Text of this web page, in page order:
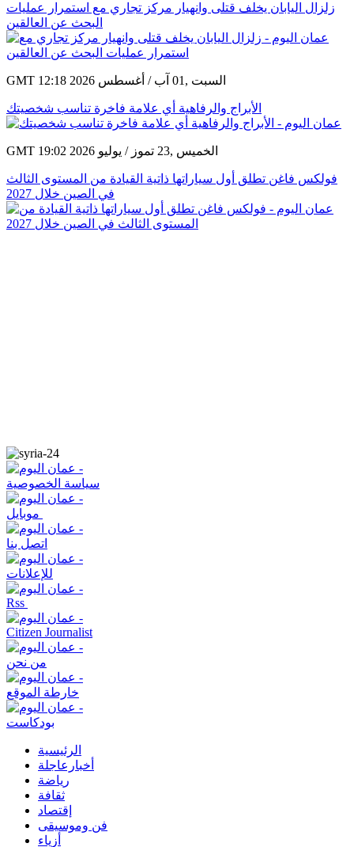
زلزال اليابان يخلف قتلى وانهيار مركز تجاري مع استمرار عمليات
البحث عن العالقين
GMT 12:18 2026 السبت ,01 آب / أغسطس
الأبراج والرفاهية أي علامة فاخرة تناسب شخصيتك
GMT 19:02 2026 الخميس ,23 تموز / يوليو
فولكس فاغن تطلق أول سياراتها ذاتية القيادة من المستوى الثالث
في الصين خلال 2027
سياسة الخصوصية
اتصل بنا
للإعلانات
Rss
Citizen Journalist
من نحن
خارطة الموقع
بودكاست
الرئيسية
أخبارعاجلة
رياضة
ثقافة
إقتصاد
فن وموسيقى
أزياء